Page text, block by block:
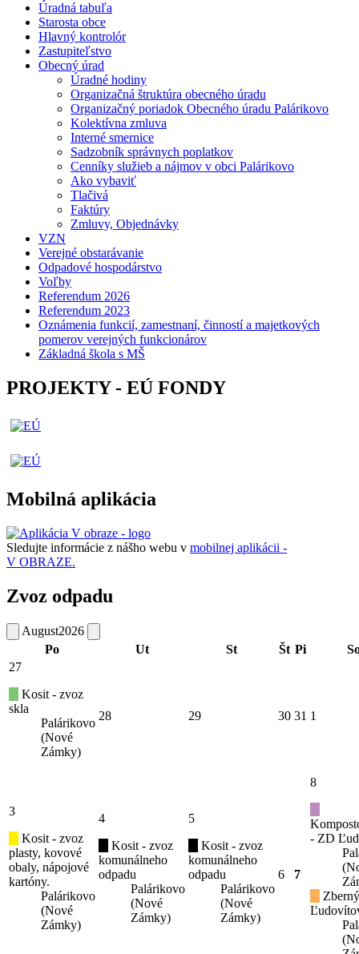
Úradná tabuľa
Starosta obce
Hlavný kontrolór
Zastupiteľstvo
Obecný úrad
Úradné hodiny
Organizačná štruktúra obecného úradu
Organizačný poriadok Obecného úradu Palárikovo
Kolektívna zmluva
Interné smernice
Sadzobník správnych poplatkov
Cenníky služieb a nájmov v obci Palárikovo
Ako vybaviť
Tlačivá
Faktúry
Zmluvy, Objednávky
VZN
Verejné obstarávanie
Odpadové hospodárstvo
Voľby
Referendum 2026
Referendum 2023
Oznámenia funkcií, zamestnaní, činností a majetkových
pomerov verejných funkcionárov
Základná škola s MŠ
PROJEKTY - EÚ FONDY
Mobilná aplikácia
Sledujte informácie z nášho webu v mobilnej aplikácii -
V OBRAZE.
Zvoz odpadu
August2026
Po
Ut St Št Pi
27
Kosit - zvoz
skla
Palárikovo
(Nové
Zámky)
28 29 30 31 1
3
Kosit - zvoz
plasty, kovové
obaly, nápojové
kartóny.
Palárikovo
(Nové
Zámky)
4
Kosit - zvoz
komunálneho
odpadu
Palárikovo
(Nové
Zámky)
5
Kosit - zvoz
komunálneho
odpadu
Palárikovo
(Nové
Zámky)
6 7
8
- ZD